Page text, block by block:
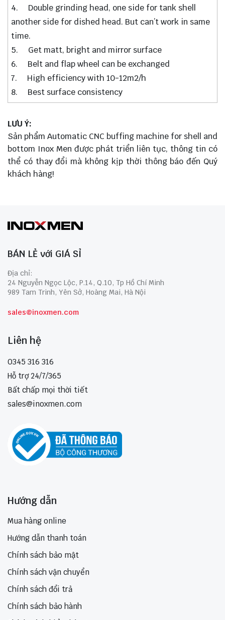
4. Double grinding head, one side for tank shell
another side for dished head. But can’t work in same
time.
5. Get matt, bright and mirror surface
6. Belt and flap wheel can be exchanged
7. High efficiency with 10-12m2/h
8. Best surface consistency
LƯU Ý:
Sản phẩm Automatic CNC buffing machine for shell and
bottom Inox Men được phát triển liên tục, thông tin có
thể có thay đổi mà không kịp thời thông báo đến Quý
khách hàng!
BÁN LẺ với GIÁ SỈ
Địa chỉ:
24 Nguyễn Ngọc Lộc, P.14, Q.10, Tp Hồ Chí Minh
989 Tam Trinh, Yên Sở, Hoàng Mai, Hà Nội
sales@inoxmen.com
Liên hệ
0345 316 316
Hỗ trợ 24/7/365
Bất chấp mọi thời tiết
sales@inoxmen.com
Hướng dẫn
Mua hàng online
Hướng dẫn thanh toán
Chính sách bảo mật
Chính sách vận chuyển
Chính sách đổi trả
Chính sách bảo hành